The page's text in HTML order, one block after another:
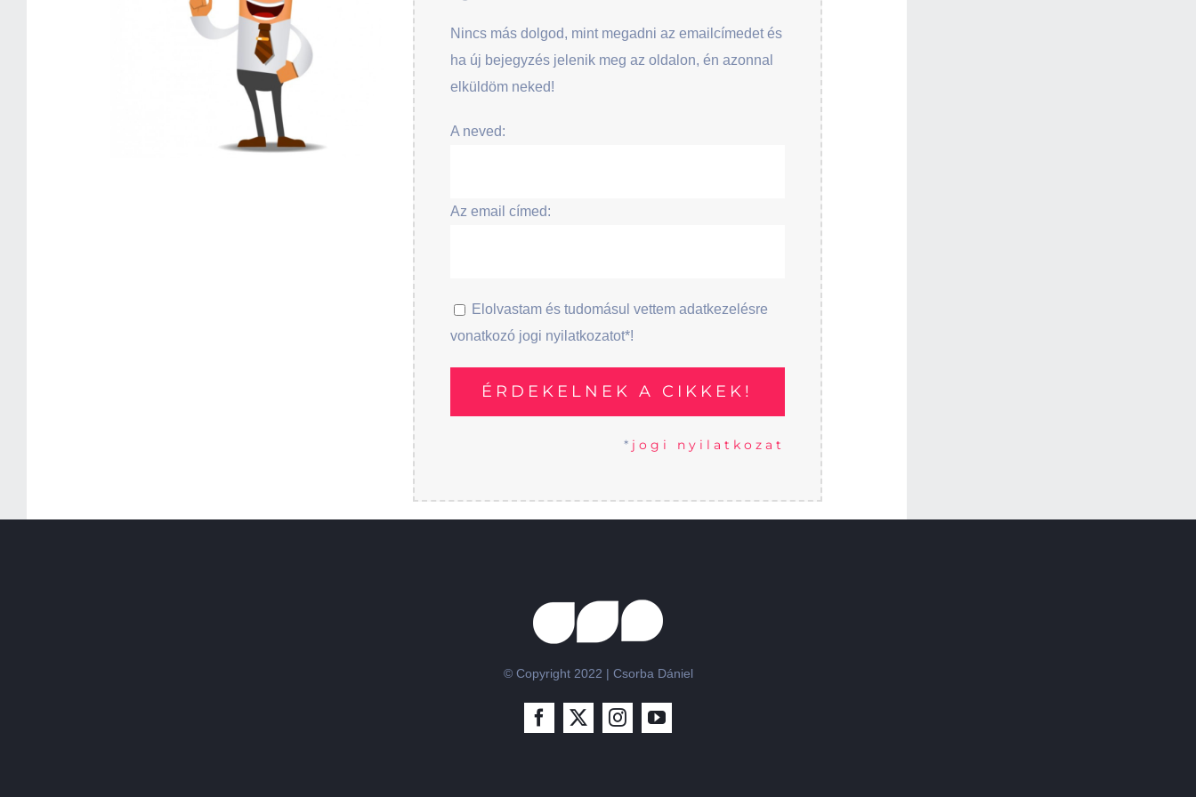
Nincs más dolgod, mint megadni az emailcímedet és
ha új bejegyzés jelenik meg az oldalon, én azonnal
elküldöm neked!
A neved:
Az email címed:
Elolvastam és tudomásul vettem adatkezelésre
vonatkozó jogi nyilatkozatot*!
* jogi nyilatkozat
© Copyright 2022 | Csorba Dániel